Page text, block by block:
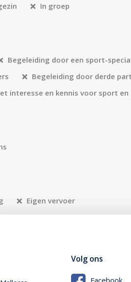
In groep
Begeleiding door een sport-
Begeleiding door derde
interesse en kennis voor sport en
Eigen vervoer
Volg ons